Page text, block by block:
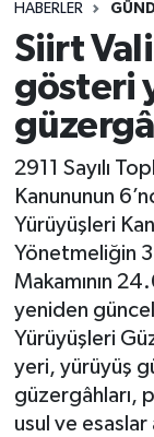
HABERLER
Siirt
gösteri
2911 Sayılı
Kanununun
Yürüyüşleri
Yönetmeliğin
Makamının
yeniden
Yürüyüşleri
yeri, yürüyüş
güzergâhları,
usul ve esaslar
EKONOMİ
SPOR
İLÇELER
KÜLTÜR-
SAĞLIK-
Siirt Trafik
Süper Lig
Tüm
Son
Haber